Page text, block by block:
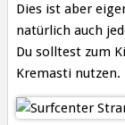
Dies ist aber
natürlich auch
Du solltest zum
Kremasti nutzen.